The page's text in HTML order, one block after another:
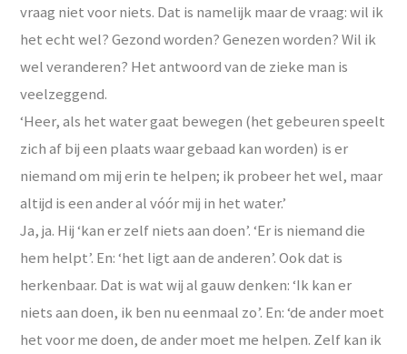
vraag niet voor niets. Dat is namelijk maar de vraag: wil ik
het echt wel? Gezond worden? Genezen worden? Wil ik
wel veranderen? Het antwoord van de zieke man is
veelzeggend.
‘Heer, als het water gaat bewegen (het gebeuren speelt
zich af bij een plaats waar gebaad kan worden) is er
niemand om mij erin te helpen; ik probeer het wel, maar
altijd is een ander al vóór mij in het water.’
Ja, ja. Hij ‘kan er zelf niets aan doen’. ‘Er is niemand die
hem helpt’. En: ‘het ligt aan de anderen’. Ook dat is
herkenbaar. Dat is wat wij al gauw denken: ‘Ik kan er
niets aan doen, ik ben nu eenmaal zo’. En: ‘de ander moet
het voor me doen, de ander moet me helpen. Zelf kan ik